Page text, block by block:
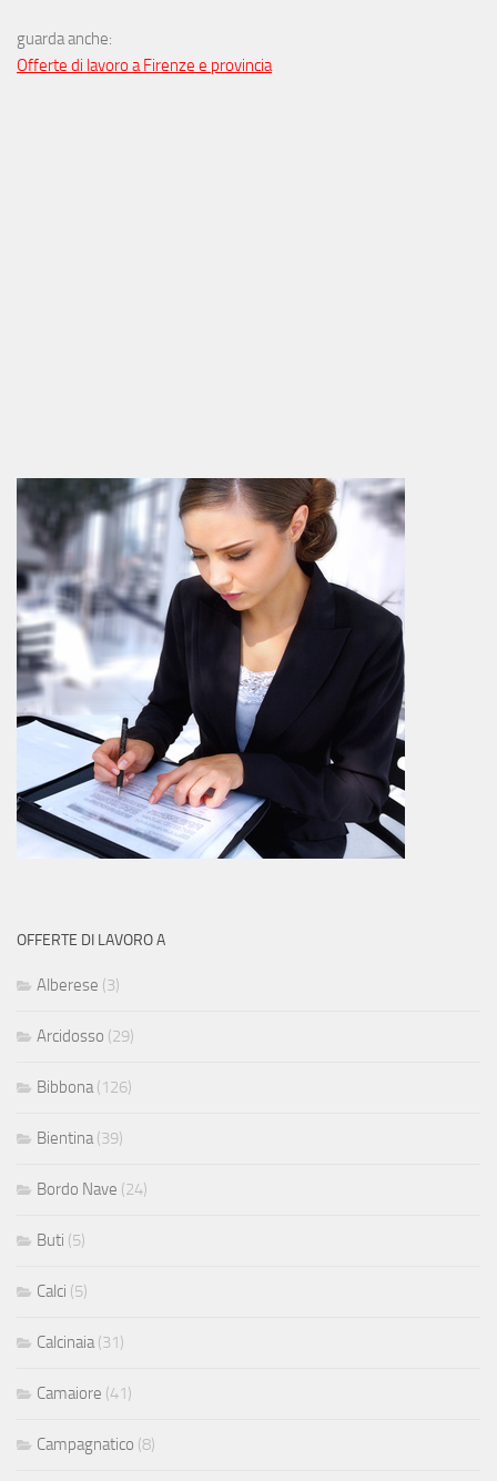
guarda anche:
Offerte di lavoro a Firenze e provincia
OFFERTE DI LAVORO A
Alberese (3)
Arcidosso (29)
Bibbona (126)
Bientina (39)
Bordo Nave (24)
Buti (5)
Calci (5)
Calcinaia (31)
Camaiore (41)
Campagnatico (8)